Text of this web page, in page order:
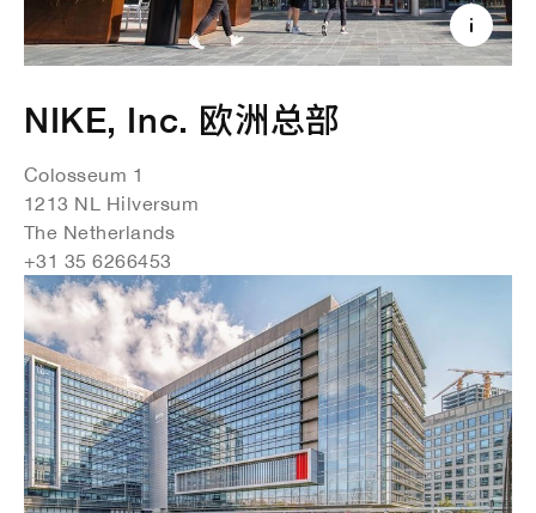
NIKE, Inc. 欧洲总部
Colosseum 1
1213 NL Hilversum
The Netherlands
+31 35 6266453